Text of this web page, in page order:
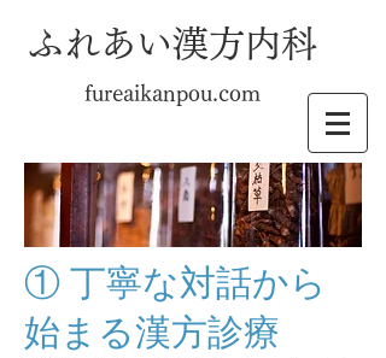
ふれあい漢方内科
fureaikanpou.com
① 丁寧な対話から
始まる漢方診療